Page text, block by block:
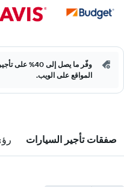
وفّر ما يصل
المواقع على الويب.
صفقات تأجير السيارات